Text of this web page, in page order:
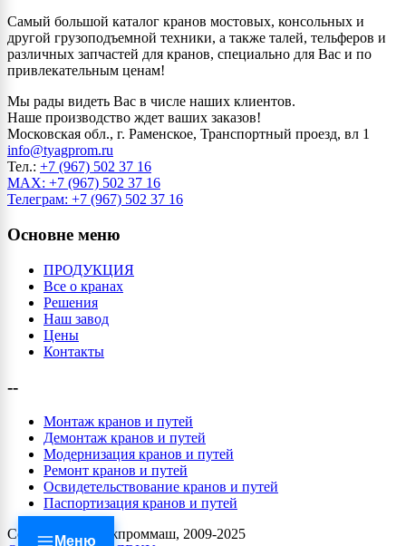
Меню
Самый большой каталог кранов мостовых, консольных и
другой грузоподъемной техники, а также талей, тельферов и
различных запчастей для кранов, специально для Вас и по
привлекательным ценам!
Мы рады видеть Вас в числе наших клиентов.
Наше производство ждет ваших заказов!
Московская обл., г. Раменское, Транспортный проезд, вл 1
info@tyagprom.ru
Тел.: +7 (967) 502 37 16
MAX: +7 (967) 502 37 16
Телеграм: +7 (967) 502 37 16
Основне меню
ПРОДУКЦИЯ
Все о кранах
Решения
Наш завод
Цены
Контакты
--
Монтаж кранов и путей
Демонтаж кранов и путей
Модернизация кранов и путей
Ремонт кранов и путей
Освидетельствование кранов и путей
Паспортизация кранов и путей
Copyrights (c) Тяжпроммаш, 2009-2025